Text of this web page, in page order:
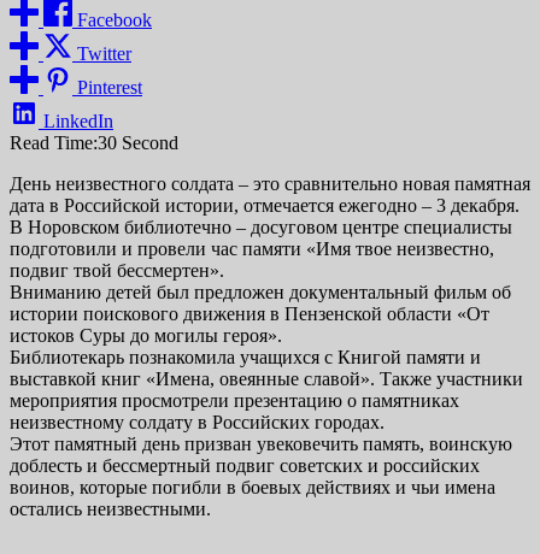
Facebook
Twitter
Pinterest
LinkedIn
Read Time:30 Second
День неизвестного солдата – это сравнительно новая памятная
дата в Российской истории, отмечается ежегодно – 3 декабря.
В Норовском библиотечно – досуговом центре специалисты
подготовили и провели час памяти «Имя твое неизвестно,
подвиг твой бессмертен».
Вниманию детей был предложен документальный фильм об
истории поискового движения в Пензенской области «От
истоков Суры до могилы героя».
Библиотекарь познакомила учащихся с Книгой памяти и
выставкой книг «Имена, овеянные славой». Также участники
мероприятия просмотрели презентацию о памятниках
неизвестному солдату в Российских городах.
Этот памятный день призван увековечить память, воинскую
доблесть и бессмертный подвиг советских и российских
воинов, которые погибли в боевых действиях и чьи имена
остались неизвестными.